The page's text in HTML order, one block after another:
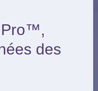
Pro™,
des